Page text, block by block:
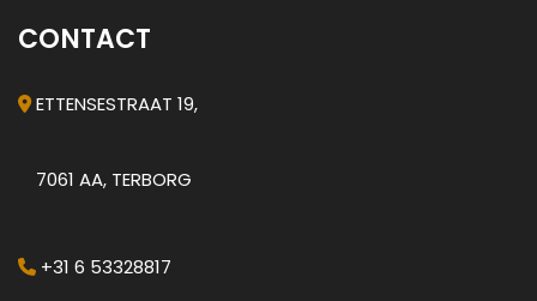
CONTACT
ETTENSESTRAAT 19,
7061 AA, TERBORG
+31 6 53328817